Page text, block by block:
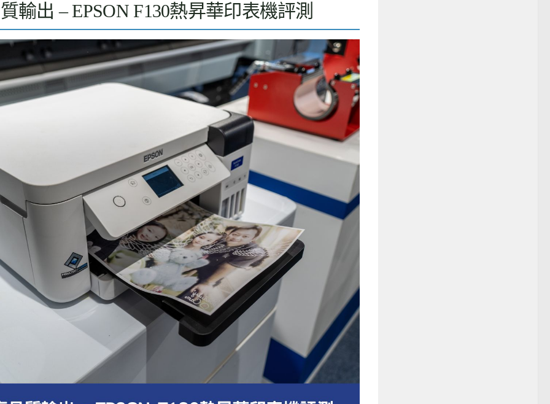
輸出 – EPSON F130熱昇華印表機評測